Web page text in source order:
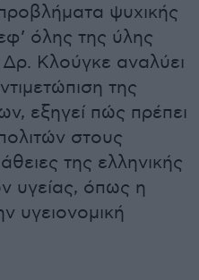
ψυχικής
όλης της ύλης
Κλούγκε αναλύει
της
εξηγεί πώς πρέπει
στους
της ελληνικής
υγείας, όπως η
υγειονομική